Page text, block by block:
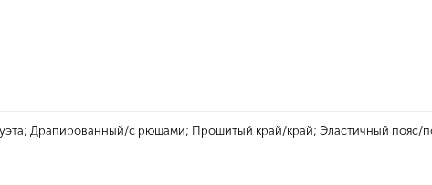
Драпированный/с рюшами; Прошитый край/край; Эластичный пояс/